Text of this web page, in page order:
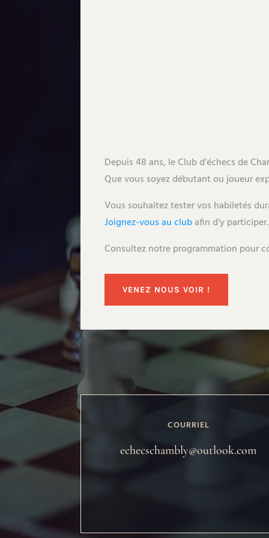
Depuis 48 ans, le Club d’échecs de
Que vous soyez débutant ou joueur
Vous souhaitez tester vos habiletés
Joignez-vous au clubafin d’y participer.
Consultez notre programmation pour
VENEZ NOUS VOIR !
COURRIEL
echecschambly@outlook.com